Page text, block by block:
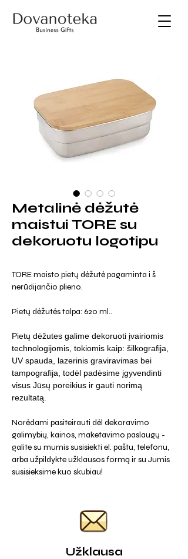
Metalinė dėžutė
maistui TORE su
dekoruotu logotipu
TORE maisto pietų dėžutė pagaminta i š
nerūdijančio plieno.
Pietų dėžutės talpa: 620 ml..
Pietų dėžutes galime dekoruoti įvairiomis
technologijomis, tokiomis kaip: šilkografija,
UV spauda, lazerinis graviravimas bei
tampografija, todėl padėsime įgyvendinti
visus Jūsų poreikius ir gauti norimą
rezultatą.
Norėdami pasiteirauti dėl dekoravimo
galimybių, kainos, maketavimo paslaugų -
galite su mumis susisiekti el. paštu, telefonu,
arba užpildykte užklausos formą ir su Jumis
susisieksime kuo skubiau!
Užklausa